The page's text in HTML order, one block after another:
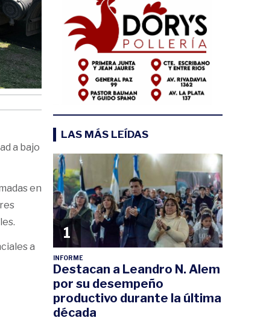
a bajo
en
a
LAS MÁS LEÍDAS
1
INFORME
Destacan a Leandro N. Alem
por su desempeño
productivo durante la última
década